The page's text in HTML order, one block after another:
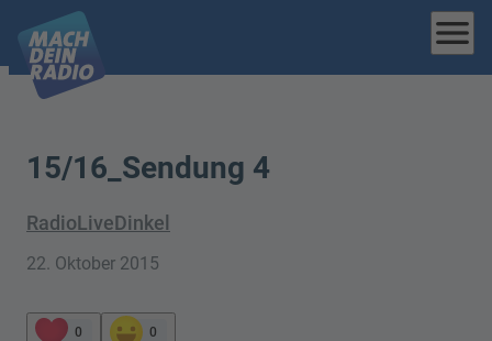
menu
15/16_Sendung 4
RadioLiveDinkel
22. Oktober 2015
0 0